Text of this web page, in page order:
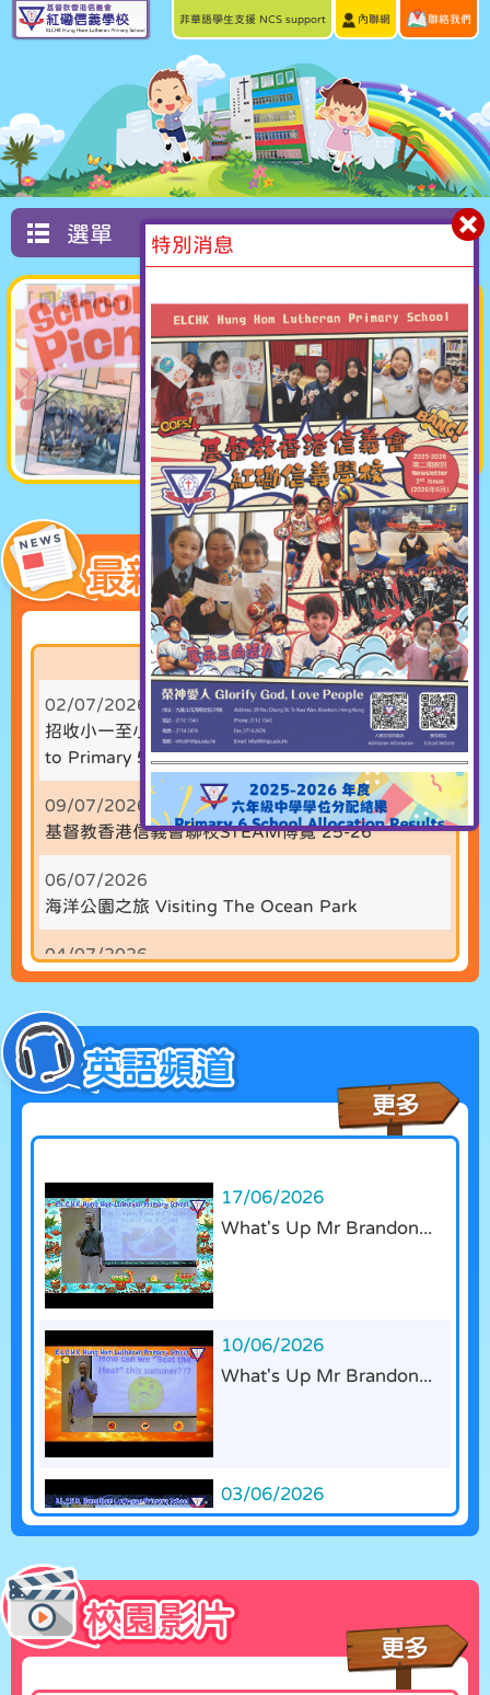
特別消息
非華語學生支援 NCS support 內聯網 聯絡我們
選單
02/07/2026
招收小一至小五插班生 Application for Primary 1
to Primary 5 Transfer Student Admission
09/07/2026
基督教香港信義會聯校STEAM博覽 25-26
06/07/2026
海洋公園之旅 Visiting The Ocean Park
04/07/2026
家長學堂親子日營 Parent Academy Parent Child
03/07/2026
第64屆畢業典禮 64th Graduation Ceremony
神州》中國舞蹈賞識及創作實踐計劃
17/06/2026
What's Up Mr Brandon...
10/06/2026
What's Up Mr Brandon...
03/06/2026
What's Up Mr Brandon...